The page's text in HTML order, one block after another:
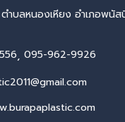
ำบลหนองเหียง อำเภอพนั
, 095-962-9926